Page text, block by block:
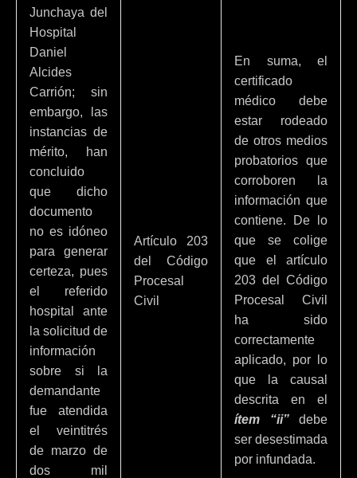
Junchaya del
Hospital
Daniel
Alcides
Carrión; sin
embargo, las
instancias de
mérito, han
concluido
que dicho
documento
no es idóneo
para generar
certeza, pues
el referido
hospital ante
la solicitud de
información
sobre si la
demandante
fue atendida
el veintitrés
de marzo de
dos mil
Artículo 203
del Código
Procesal
Civil
En suma, el
certificado
médico debe
estar rodeado
de otros medios
probatorios que
corroboren la
información que
contiene. De lo
que se colige
que el artículo
203 del Código
Procesal Civil
ha sido
correctamente
aplicado, por lo
que la causal
descrita en el
ítem “ii” debe
ser desestimada
por infundada.